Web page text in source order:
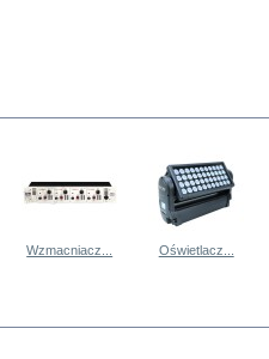
Wzmacniacz... Oświetlacz...